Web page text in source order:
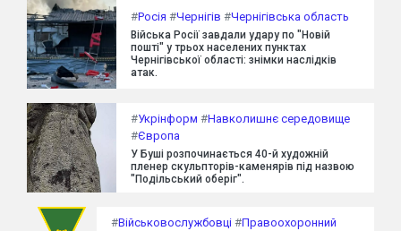
#Росія #Чернігів #Чернігівська область
Війська Росії завдали удару по "Новій
пошті" у трьох населених пунктах
Чернігівської області: знімки наслідків
атак.
#Укрінформ #Навколишнє середовище
#Європа
У Буші розпочинається 40-й художній
пленер скульпторів-каменярів під назвою
"Подільський оберіг".
#Військовослужбовці #Правоохоронний